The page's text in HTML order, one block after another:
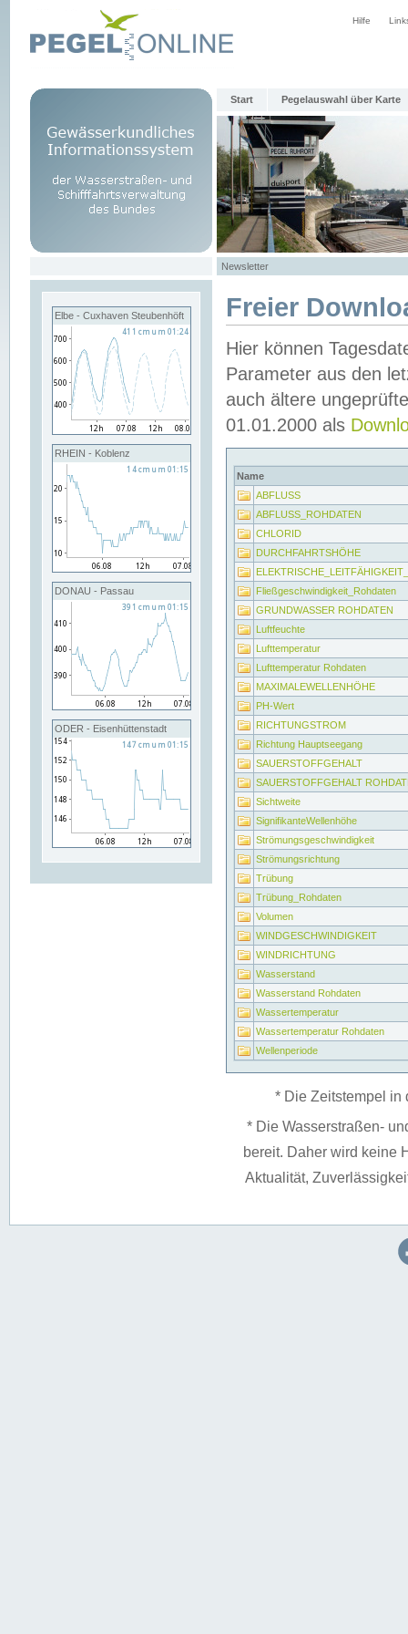
Hilfe
Start Pegelauswahl über Karte
Newsletter
Elbe - Cuxhaven Steubenhöft
RHEIN - Koblenz
DONAU - Passau
ODER - Eisenhüttenstadt
Freier
Hier können
Parameter aus den
auch ältere
01.01.2000 als
Name
ABFLUSS
ABFLUSS_ROHDATEN
CHLORID
DURCHFAHRTSHÖHE
Fließgeschwindigkeit_Rohdaten
GRUNDWASSER ROHDATEN
Luftfeuchte
Lufttemperatur
Lufttemperatur Rohdaten
MAXIMALEWELLENHÖHE
PH-Wert
RICHTUNGSTROM
Richtung Hauptseegang
SAUERSTOFFGEHALT
SAUERSTOFFGEHALT
Sichtweite
SignifikanteWellenhöhe
Strömungsgeschwindigkeit
Strömungsrichtung
Trübung
Trübung_Rohdaten
Volumen
WINDGESCHWINDIGKEIT
WINDRICHTUNG
Wasserstand
Wasserstand Rohdaten
Wassertemperatur
Wassertemperatur Rohdaten
Wellenperiode
* Die Zeitstempel in
* Die Wasserstraßen-
bereit. Daher wird keine
Aktualität,